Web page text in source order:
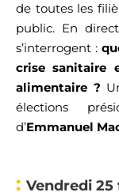
de toutes les
public. En
s’interrogent :
crise sanitaire
alimentaire ?
élections
d’Emmanuel
: Vendredi